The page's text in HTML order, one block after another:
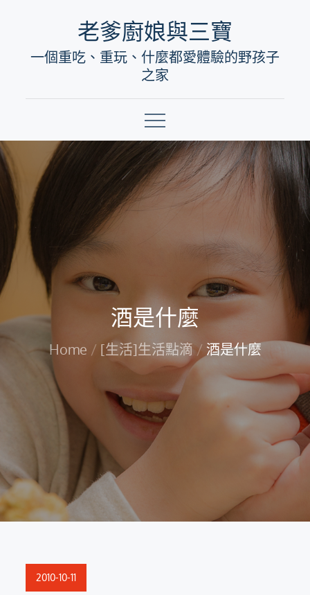
content
老爹廚娘與三寶
一個重吃、重玩、什麼都愛體驗的野孩子
之家
酒是什麼
Home [生活]生活點滴 酒是什麼
Posted
2010-10-11